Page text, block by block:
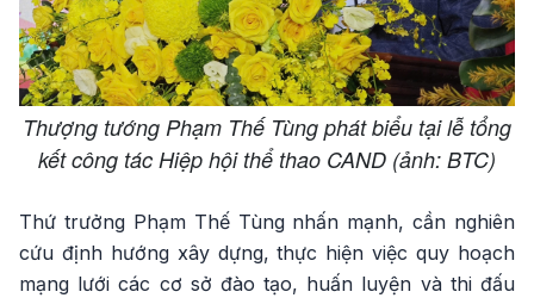
Thượng tướng Phạm Thế Tùng phát biểu tại lễ tổng
kết công tác Hiệp hội thể thao CAND (ảnh: BTC)
Thứ trưởng Phạm Thế Tùng nhấn mạnh, cần nghiên
cứu định hướng xây dựng, thực hiện việc quy hoạch
mạng lưới các cơ sở đào tạo, huấn luyện và thi đấu